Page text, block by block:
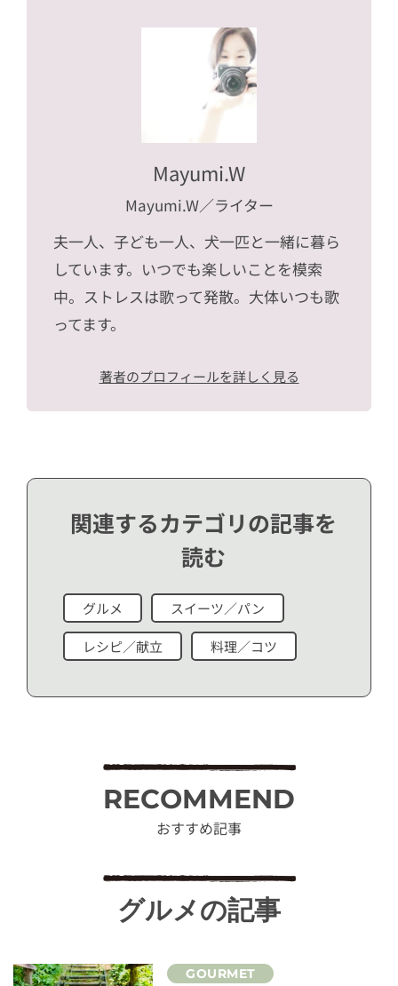
Mayumi.W
Mayumi.W／ライター
夫一人、子ども一人、犬一匹と一緒に暮ら
しています。いつでも楽しいことを模索
中。ストレスは歌って発散。大体いつも歌
ってます。
著者のプロフィールを詳しく見る
関連するカテゴリの記事を
読む
グルメ スイーツ／パン
レシピ／献立 料理／コツ
RECOMMEND
おすすめ記事
グルメの記事